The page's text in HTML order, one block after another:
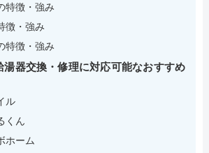
特徴・強み
徴・強み
特徴・強み
湯器交換・修理に対応可能なおすすめ
ル
くん
ホーム